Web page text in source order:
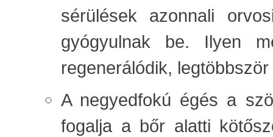
sérülések azonnali
gyógyulnak be. Ilyen
regenerálódik,
A negyedfokú égés a
fogalja a bőr alatti